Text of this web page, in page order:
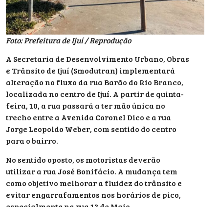
Foto: Prefeitura de Ijuí / Reprodução
A Secretaria de Desenvolvimento Urbano, Obras
e Trânsito de Ijuí (Smodutran) implementará
alteração no fluxo da rua Barão do Rio Branco,
localizada no centro de Ijuí. A partir de quinta-
feira, 10, a rua passará a ter mão única no
trecho entre a Avenida Coronel Dico e a rua
Jorge Leopoldo Weber, com sentido do centro
para o bairro.
No sentido oposto, os motoristas deverão
utilizar a rua José Bonifácio. A mudança tem
como objetivo melhorar a fluidez do trânsito e
evitar engarrafamentos nos horários de pico,